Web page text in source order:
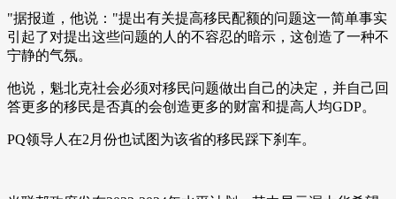
"据报道，他说："提出有关提高移民配额的问题这一简单事实
引起了对提出这些问题的人的不容忍的暗示，这创造了一种不
宁静的气氛。
他说，魁北克社会必须对移民问题做出自己的决定，并自己回
答更多的移民是否真的会创造更多的财富和提高人均GDP。
PQ领导人在2月份也试图为该省的移民踩下刹车。